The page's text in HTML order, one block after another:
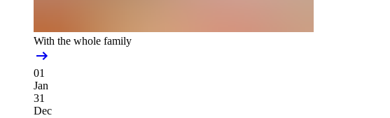
With the whole family
01
Jan
31
Dec